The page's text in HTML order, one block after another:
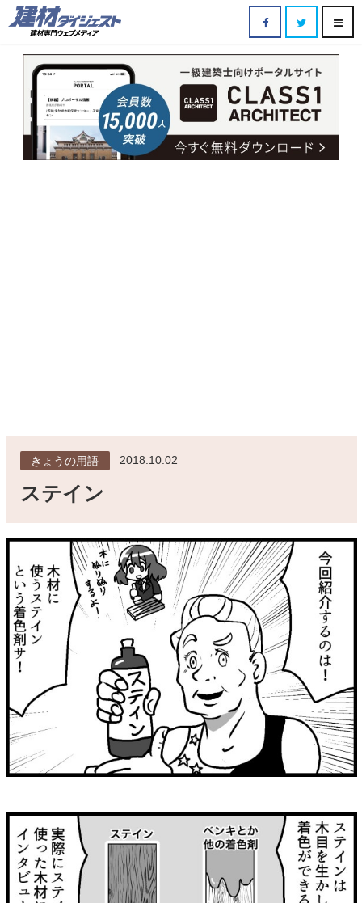
きょうの用語 2018.10.02
ステイン